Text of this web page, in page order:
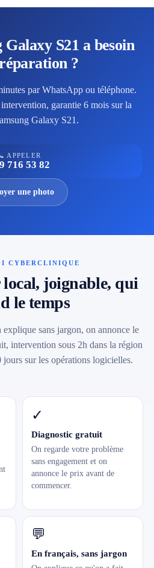
S21 a besoin
?
par WhatsApp ou téléphone.
garantie 6 mois sur la
Galaxy S21.
APPELER
716 53 82
une photo
CYBERCLINIQUE
joignable, qui
le temps
sans jargon, on annonce le
intervention sous 2h dans la région
sur les opérations logicielles.
✓
Diagnostic gratuit
On regarde votre problème
sans engagement et on
annonce le prix avant de
commencer.
💬
En français, sans jargon